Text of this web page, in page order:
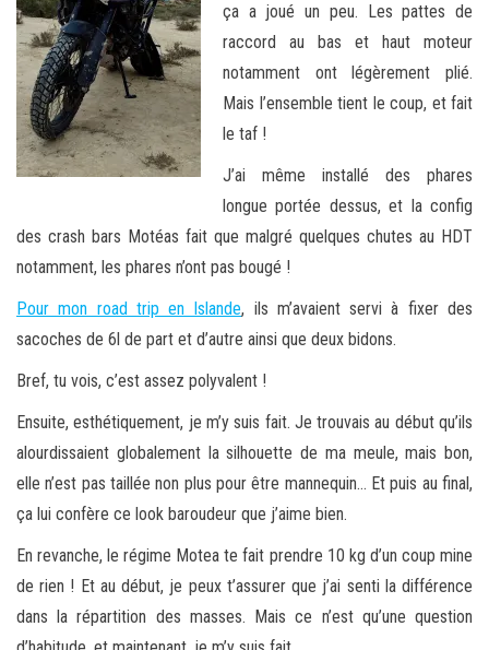
ça a joué un peu. Les pattes de
raccord au bas et haut moteur
notamment ont légèrement plié.
Mais l’ensemble tient le coup, et fait
le taf !
J’ai même installé des phares
longue portée dessus, et la config
des crash bars Motéas fait que malgré quelques chutes au HDT
notamment, les phares n’ont pas bougé !
Pour mon road trip en Islande, ils m’avaient servi à fixer des
sacoches de 6l de part et d’autre ainsi que deux bidons.
Bref, tu vois, c’est assez polyvalent !
Ensuite, esthétiquement, je m’y suis fait. Je trouvais au début qu’ils
alourdissaient globalement la silhouette de ma meule, mais bon,
elle n’est pas taillée non plus pour être mannequin… Et puis au final,
ça lui confère ce look baroudeur que j’aime bien.
En revanche, le régime Motea te fait prendre 10 kg d’un coup mine
de rien ! Et au début, je peux t’assurer que j’ai senti la différence
dans la répartition des masses. Mais ce n’est qu’une question